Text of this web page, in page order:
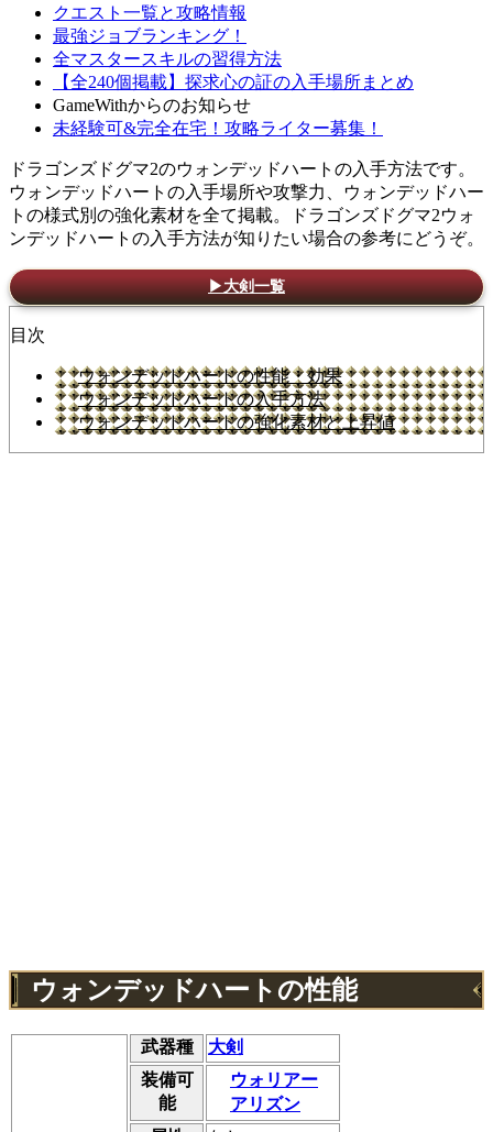
クエスト一覧と攻略情報
最強ジョブランキング！
全マスタースキルの習得方法
【全240個掲載】探求心の証の入手場所まとめ
GameWithからのお知らせ
未経験可&完全在宅！攻略ライター募集！
ドラゴンズドグマ2のウォンデッドハートの入手方法です。
ウォンデッドハートの入手場所や攻撃力、ウォンデッドハー
トの様式別の強化素材を全て掲載。ドラゴンズドグマ2ウォ
ンデッドハートの入手方法が知りたい場合の参考にどうぞ。
▶大剣一覧
目次
ウォンデッドハートの性能・効果
ウォンデッドハートの入手方法
ウォンデッドハートの強化素材と上昇値
ウォンデッドハートの性能
武器種
大剣
装備可
能
ウォリアー
アリズン